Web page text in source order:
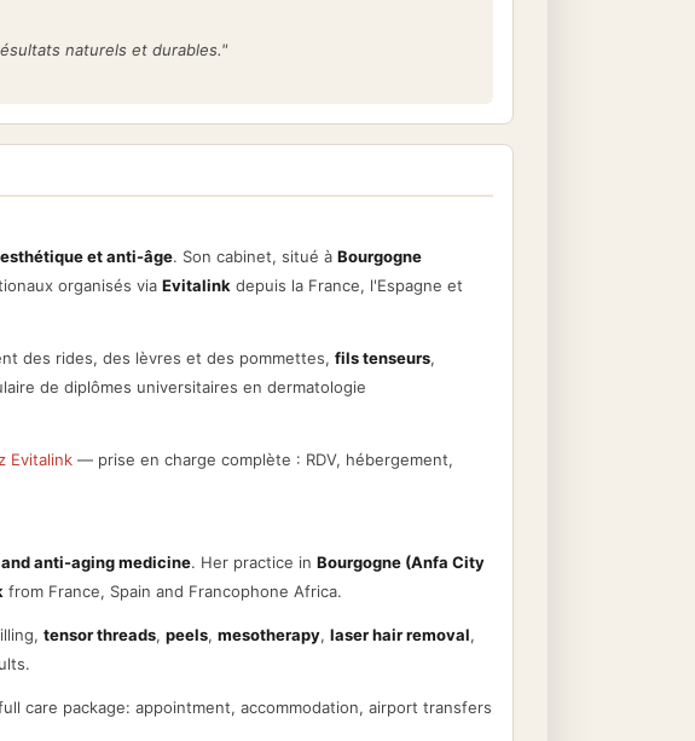
naturels et durables."
et anti-âge. Son cabinet, situé à Bourgogne
organisés via Evitalink depuis la France, l'Espagne et
des rides, des lèvres et des pommettes, fils tenseurs,
de diplômes universitaires en dermatologie
Evitalink — prise en charge complète : RDV, hébergement,
anti-aging medicine. Her practice in Bourgogne (Anfa City
from France, Spain and Francophone Africa.
tensor threads, peels, mesotherapy, laser hair removal,
care package: appointment, accommodation, airport transfers